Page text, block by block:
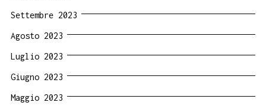
Settembre 2023
Agosto 2023
Luglio 2023
Giugno 2023
Maggio 2023